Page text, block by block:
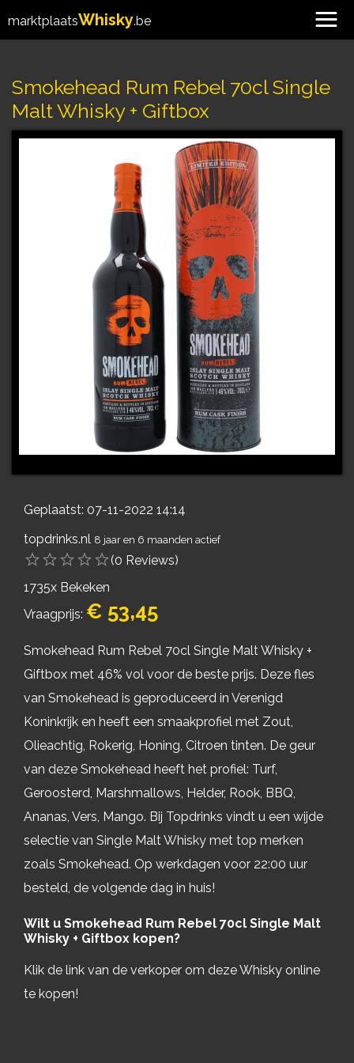
marktplaatsWhisky.be
Smokehead Rum Rebel 70cl Single
Malt Whisky + Giftbox
Geplaatst: 07-11-2022 14:14
topdrinks.nl 8 jaar en 6 maanden actief
(0 Reviews)
1735x Bekeken
Vraagprijs: € 53,45
Smokehead Rum Rebel 70cl Single Malt Whisky +
Giftbox met 46% vol voor de beste prijs. Deze fles
van Smokehead is geproduceerd in Verenigd
Koninkrijk en heeft een smaakprofiel met Zout,
Olieachtig, Rokerig, Honing, Citroen tinten. De geur
van deze Smokehead heeft het profiel: Turf,
Geroosterd, Marshmallows, Helder, Rook, BBQ,
Ananas, Vers, Mango. Bij Topdrinks vindt u een wijde
selectie van Single Malt Whisky met top merken
zoals Smokehead. Op werkdagen voor 22:00 uur
besteld, de volgende dag in huis!
Wilt u Smokehead Rum Rebel 70cl Single Malt
Whisky + Giftbox kopen?
Klik de link van de verkoper om deze Whisky online
te kopen!